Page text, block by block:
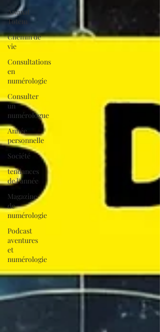
Animal
Totem
Chemin de
vie
Consultations
en
numérologie
Consulter
un
numérologue
Année
personnelle
Société
tendances
de l'année
Magazine
de
numérologie
Podcast
aventures
et
numérologie